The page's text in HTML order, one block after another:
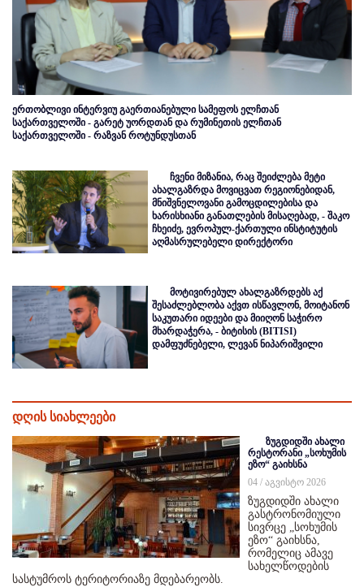
ერთობლივი ინტერვიუ გაერთიანებული სამეფოს ელჩთან
საქართველოში - გარეტ უორდთან და რუმინეთის ელჩთან
საქართველოში - რაზვან როტუნდუსთან
ჩვენი მიზანია, რაც შეიძლება მეტი
ახალგაზრდა მოვიცვათ რეგიონებიდან,
მნიშვნელოვანი გამოცდილებისა და
ხარისხიანი განათლების მისაღებად, - შაკო
ჩხეიძე, ევროპულ-ქართული ინსტიტუტის
აღმასრულებელი დირექტორი
მოტივირებულ ახალგაზრდებს აქ
შესაძლებლობა აქვთ ისწავლონ, მოიტანონ
საკუთარი იდეები და მიიღონ საჭირო
მხარდაჭერა, - ბიტისის (BITISI)
დამფუძნებელი, ლევან ნიპარიშვილი
დღის სიახლეები
ზუგდიდში ახალი
რესტორანი „სოხუმის
ეზო“ გაიხსნა
04 / აგვისტო 2026
ზუგდიდში ახალი
გასტრონომიული
სივრცე „სოხუმის
ეზო“ გაიხსნა,
რომელიც ამავე
სახელწოდების
სასტუმროს ტერიტორიაზე მდებარეობს.